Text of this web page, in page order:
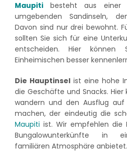
Maupiti besteht aus einer
umgebenden Sandinseln,
Davon sind nur drei bewohnt.
sollten Sie sich für eine
entscheiden. Hier
Einheimischen besser
Die Hauptinsel ist eine hohe
die Geschäfte und Snacks. Hier
wandern und den Ausflug
machen, der eindeutig die
Maupiti ist. Wir empfehlen die
Bungalowunterkünfte in
familiären Atmosphäre anbietet.